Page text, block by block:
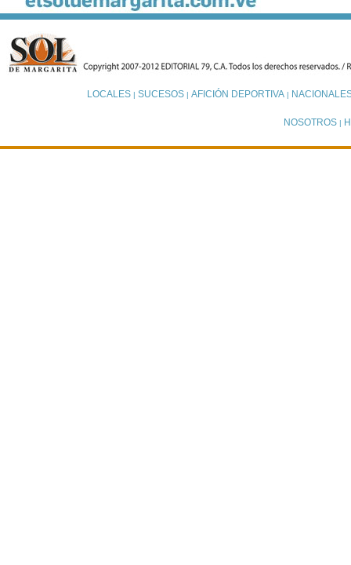
LOCALES| SUCESOS| AFICIÓN DEPORTIVA|
NOSOTROS |